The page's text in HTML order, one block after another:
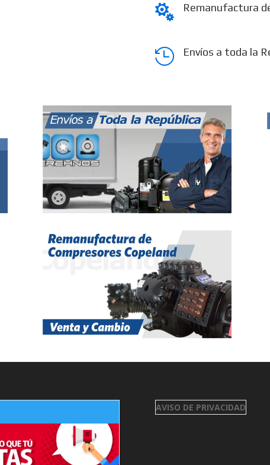
 Remanufactura
 Envíos a toda la
AVISO DE PRIVACIDAD